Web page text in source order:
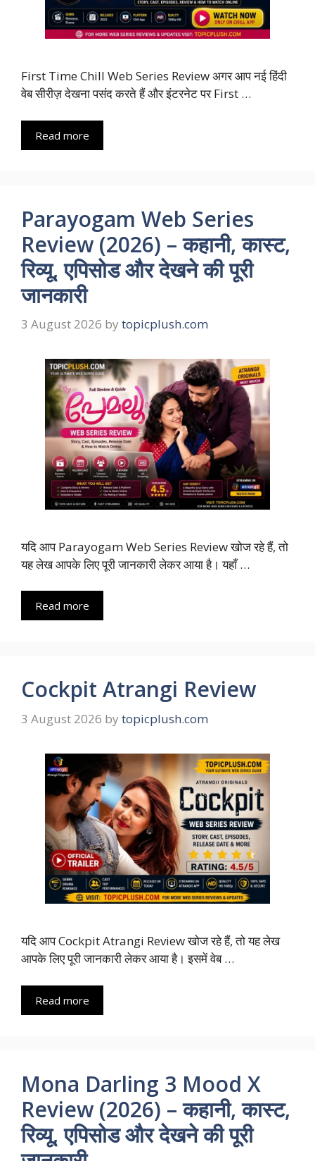
First Time Chill Web Series Review अगर आप नई हिंदी
वेब सीरीज़ देखना पसंद करते हैं और इंटरनेट पर First …
Read more
Parayogam Web Series
Review (2026) – कहानी, कास्ट,
रिव्यू, एपिसोड और देखने की पूरी
जानकारी
3 August 2026 by topicplush.com
यदि आप Parayogam Web Series Review खोज रहे हैं, तो
यह लेख आपके लिए पूरी जानकारी लेकर आया है। यहाँ …
Read more
Cockpit Atrangi Review
3 August 2026 by topicplush.com
यदि आप Cockpit Atrangi Review खोज रहे हैं, तो यह लेख
आपके लिए पूरी जानकारी लेकर आया है। इसमें वेब …
Read more
Mona Darling 3 Mood X
Review (2026) – कहानी, कास्ट,
रिव्यू, एपिसोड और देखने की पूरी